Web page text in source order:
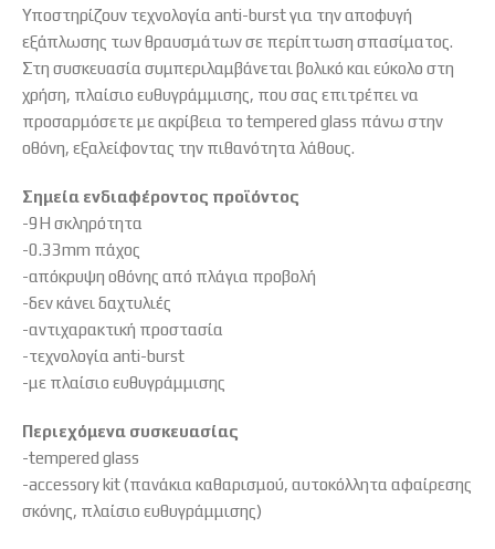
Υποστηρίζουν τεχνολογία anti-burst για την αποφυγή
εξάπλωσης των θραυσμάτων σε περίπτωση σπασίματος.
Στη συσκευασία συμπεριλαμβάνεται βολικό και εύκολο στη
χρήση, πλαίσιο ευθυγράμμισης, που σας επιτρέπει να
προσαρμόσετε με ακρίβεια το tempered glass πάνω στην
οθόνη, εξαλείφοντας την πιθανότητα λάθους.
Σημεία ενδιαφέροντος προϊόντος
-9H σκληρότητα
-0.33mm πάχος
-απόκρυψη οθόνης από πλάγια προβολή
-δεν κάνει δαχτυλιές
-αντιχαρακτική προστασία
-τεχνολογία anti-burst
-με πλαίσιο ευθυγράμμισης
Περιεχόμενα συσκευασίας
-tempered glass
-accessory kit (πανάκια καθαρισμού, αυτοκόλλητα αφαίρεσης
σκόνης, πλαίσιο ευθυγράμμισης)